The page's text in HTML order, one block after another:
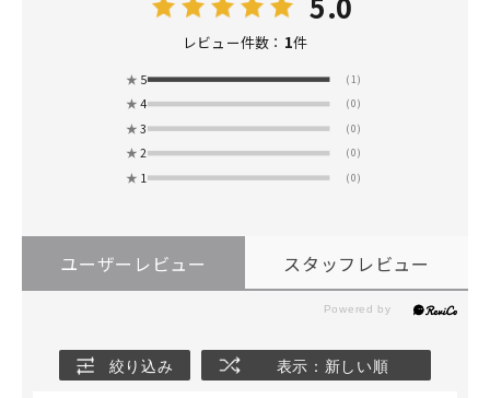
レビュー件数： 1件
★ 5 (1)
★ 4 (0)
★ 3 (0)
★ 2 (0)
★ 1 (0)
ユーザーレビュー スタッフレビュー
絞り込み 表示：新しい順